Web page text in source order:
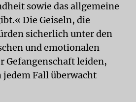
sowie das allgemeine
Die Geiseln, die
sicherlich unter den
und emotionalen
Gefangenschaft leiden,
jedem Fall überwacht